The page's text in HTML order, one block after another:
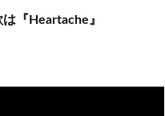
『Heartache』